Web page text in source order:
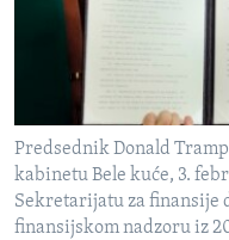
SPORT
INTERVJU
Predsednik Donald
kabinetu Bele kuće, 3.
Sekretarijatu za finansije
finansijskom nadzoru iz